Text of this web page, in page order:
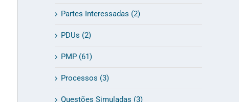
Partes Interessadas (2)
PDUs (2)
PMP (61)
Processos (3)
Questões Simuladas (3)